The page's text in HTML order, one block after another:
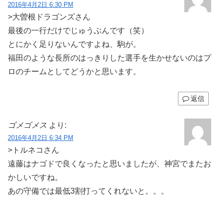
2016年4月2日 6:30 PM
>大曽根ドラゴンズさん
最後の一行だけでじゅうぶんです（笑）
とにかく足りないんですよね、駒が。
福田のような長所のはっきりした選手を生かせないのはプ
ロのチームとしてどうかと思います。
返信
ゴメゴメス より:
2016年4月2日 6:34 PM
>トルネコさん
遠藤はナゴドで良くなったと思いましたが、神宮でまたお
かしいですね。
あの守備では最低3割打ってくれないと。。。